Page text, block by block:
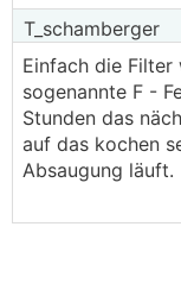
T_schamberger
Einfach die Filter
sogenannte F -
Stunden das
auf das kochen
Absaugung läuft.